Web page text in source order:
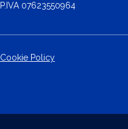
P.IVA 07623550964
Cookie Policy